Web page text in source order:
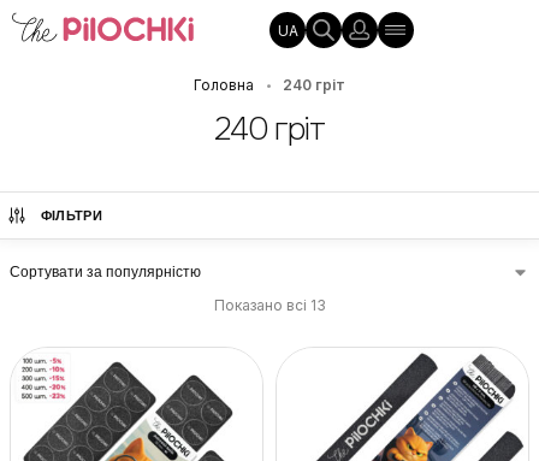
UA
Головна • 240 грiт
240 грiт
ФІЛЬТРИ
Показано всі 13